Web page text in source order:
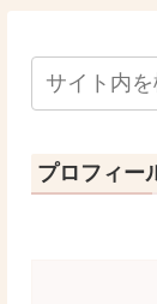
プロフィー